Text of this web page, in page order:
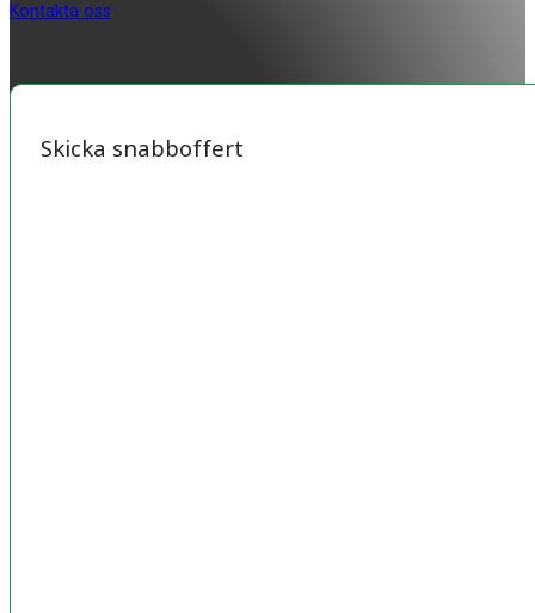
Kontakta oss
Skicka snabboffert